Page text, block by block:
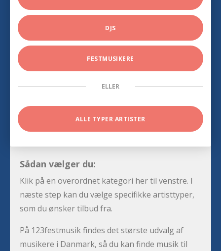
DJS
FESTMUSIKERE
ELLER
ALLE TYPER ARTISTER
Sådan vælger du:
Klik på en overordnet kategori her til venstre. I
næste step kan du vælge specifikke artisttyper,
som du ønsker tilbud fra.
På 123festmusik findes det største udvalg af
musikere i Danmark, så du kan finde musik til